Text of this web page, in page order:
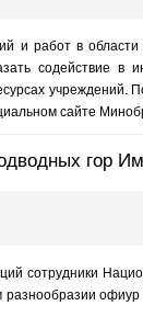
и работ в
содействие
учреждений.
сайте
гор
сотрудники
офиур